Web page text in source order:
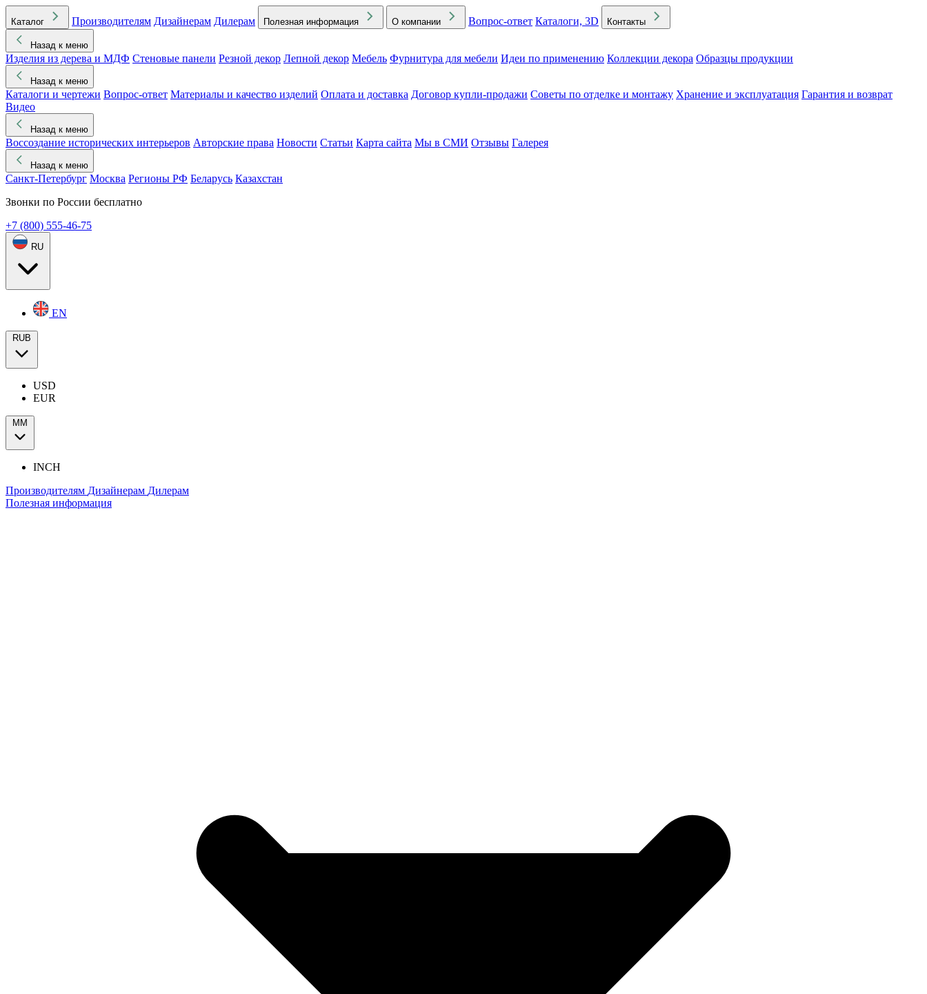
Каталог Производителям Дизайнерам Дилерам Полезная информация О компании Вопрос-ответ Каталоги, 3D Контакты
Назад к меню
Изделия из дерева и МДФ Стеновые панели Резной декор Лепной декор Мебель Фурнитура для мебели Идеи по применению Коллекции декора Образцы продукции
Назад к меню
Каталоги и чертежи Вопрос-ответ Материалы и качество изделий Оплата и доставка Договор купли-продажи Советы по отделке и монтажу Хранение и эксплуатация Гарантия и возврат
Видео
Назад к меню
Воссоздание исторических интерьеров Авторские права Новости Статьи Карта сайта Мы в СМИ Отзывы Галерея
Назад к меню
Санкт-Петербург Москва Регионы РФ Беларусь Казахстан
Звонки по России бесплатно
+7 (800) 555-46-75
RU
EN
RUB
USD
EUR
ММ
INCH
Производителям Дизайнерам Дилерам
Полезная информация